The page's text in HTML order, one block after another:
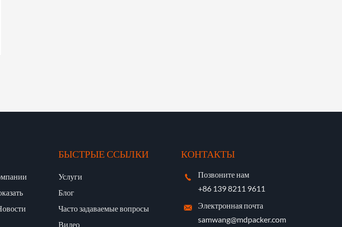
БЫСТРЫЕ ССЫЛКИ
Услуги
Блог
Часто задаваемые вопросы
Видео
КОНТАКТЫ

Позвоните нам
+86 139 8211 9611

Электронная почта
samwang@mdpacker.com